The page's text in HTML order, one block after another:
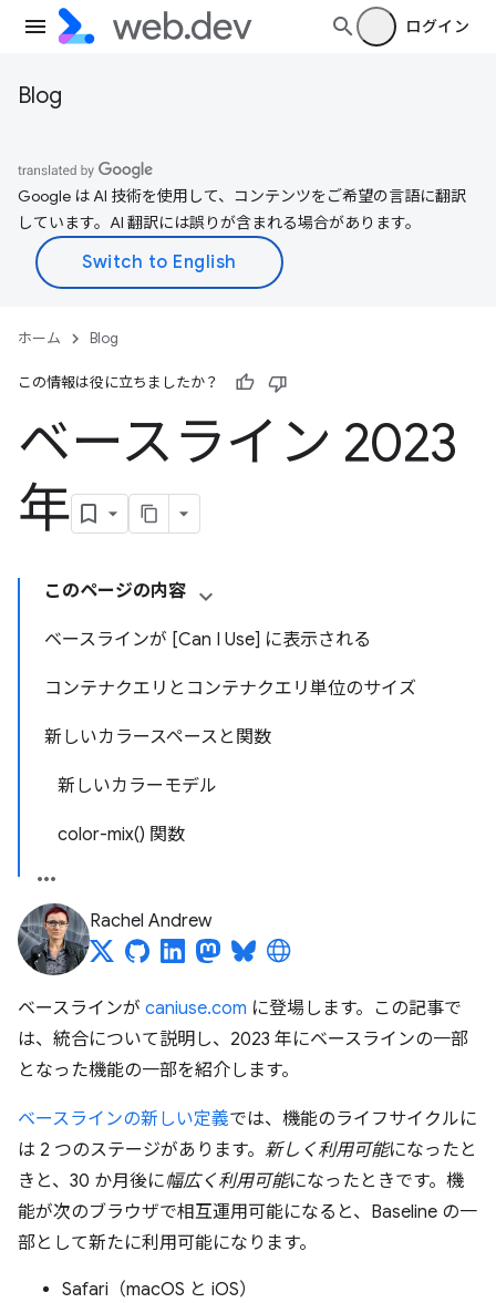
ログイン
Blog
Google は AI 技術を使用して、コンテンツをご希望の言語に翻訳
しています。AI 翻訳には誤りが含まれる場合があります。
ホーム Blog
この情報は役に立ちましたか？
ベースライン 2023
年
このページの内容
ベースラインが [Can I Use] に表示される
コンテナクエリとコンテナクエリ単位のサイズ
新しいカラースペースと関数
新しいカラーモデル
color-mix() 関数
Rachel Andrew
ベースラインが caniuse.com に登場します。この記事で
は、統合について説明し、2023 年にベースラインの一部
となった機能の一部を紹介します。
ベースラインの新しい定義では、機能のライフサイクルに
は 2 つのステージがあります。 新しく利用可能になったと
きと、30 か月後に幅広く利用可能になったときです。機
能が次のブラウザで相互運用可能になると、Baseline の一
部として新たに利用可能になります。
Safari（macOS と iOS）